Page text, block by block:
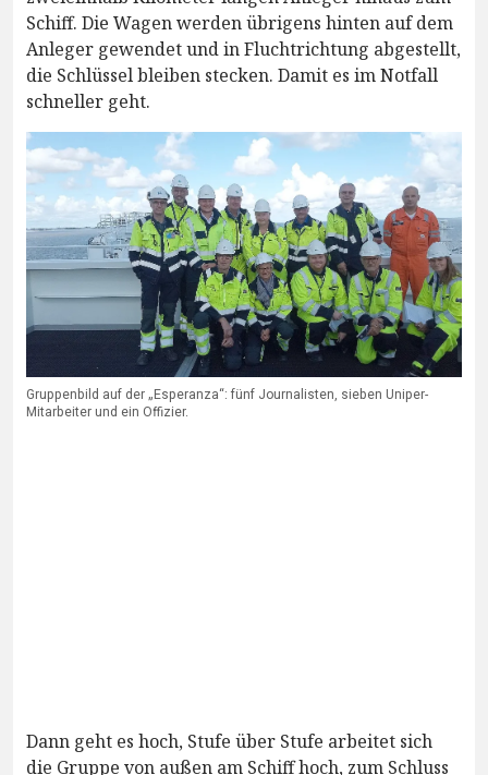
Schiff. Die Wagen werden übrigens hinten auf dem
Anleger gewendet und in Fluchtrichtung abgestellt,
die Schlüssel bleiben stecken. Damit es im Notfall
schneller geht.
Gruppenbild auf der „Esperanza“: fünf Journalisten, sieben Uniper-
Mitarbeiter und ein Offizier.
Dann geht es hoch, Stufe über Stufe arbeitet sich
die Gruppe von außen am Schiff hoch, zum Schluss